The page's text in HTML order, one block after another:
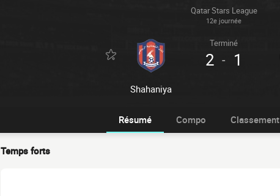
Qatar Stars League
12e journée
Shahaniya
Terminé
2 - 1
Résumé Compo Classement
Temps forts